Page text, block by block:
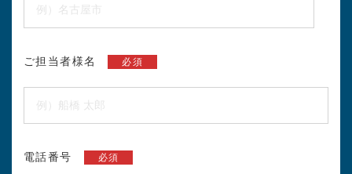
ご担当者様名 必須
電話番号 必須